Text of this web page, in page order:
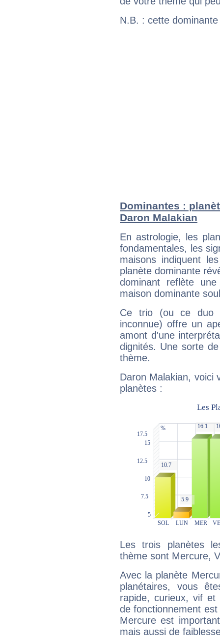
N.B. : cette
Dominantes :
Daron Malakian
En astrologie, les
fondamentales, les
maisons indiquent
planète dominante
dominant reflète
maison dominante
Ce trio (ou ce duo
inconnue) offre un
amont d'une
dignités. Une sorte
thème.
Daron Malakian, voici
planètes :
Les trois planètes
thème sont Mercure,
Avec la planète
planétaires, vous
rapide, curieux, vif et
de fonctionnement
Mercure est
mais aussi de